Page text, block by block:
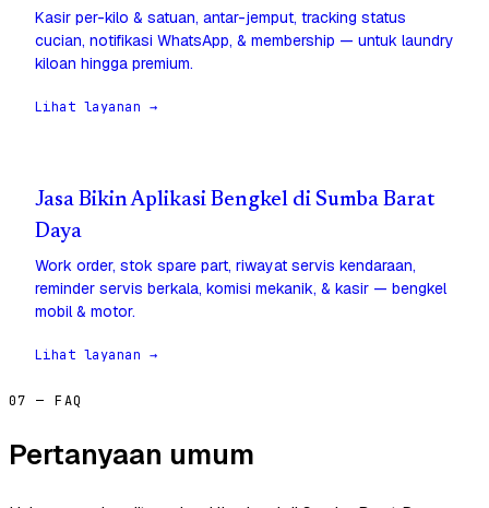
Kasir per-kilo & satuan, antar-jemput, tracking status
cucian, notifikasi WhatsApp, & membership — untuk laundry
kiloan hingga premium.
Lihat layanan →
Jasa Bikin Aplikasi Bengkel di Sumba Barat
Daya
Work order, stok spare part, riwayat servis kendaraan,
reminder servis berkala, komisi mekanik, & kasir — bengkel
mobil & motor.
Lihat layanan →
07 — FAQ
Pertanyaan umum